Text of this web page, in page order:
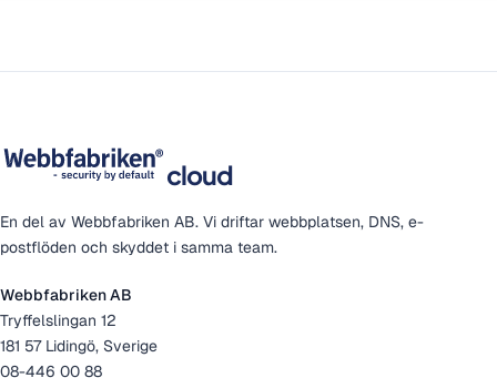
cloud
En del av Webbfabriken AB. Vi driftar webbplatsen, DNS, e-
postflöden och skyddet i samma team.
Webbfabriken AB
Tryffelslingan 12
181 57 Lidingö, Sverige
08-446 00 88